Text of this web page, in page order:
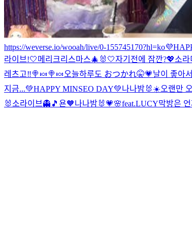
https://weverse.io/wooah/live/0-155745170?hl=ko
라이브!🤍메리크리스마스🎄🐰🤍자기전에 잠깐?💖소라
레츠고‼️🍭🍬 🍭🍬 오늘하루도 おつかれ🤫💗날이 좋아
지금...💚HAPPY MINSEO DAY💚나나밤🐰☀️오랜만
🐰 소라이브👻🎵 욘🧡나나밤🐰💗🌸feat.LUCY막방은